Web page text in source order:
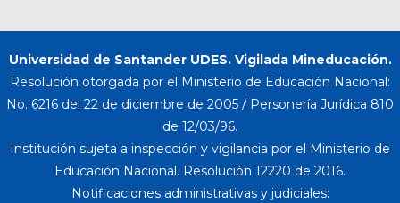
Universidad de Santander UDES. Vigilada Mineducación.
Resolución otorgada por el Ministerio de Educación Nacional:
No. 6216 del 22 de diciembre de 2005 / Personería Jurídica 810
de 12/03/96.
Institución sujeta a inspección y vigilancia por el Ministerio de
Educación Nacional. Resolución 12220 de 2016.
Notificaciones administrativas y judiciales: